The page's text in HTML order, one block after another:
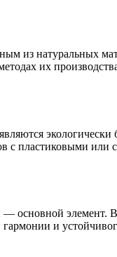
из натуральных
их
с пластиковыми или
— основной элемент.
и